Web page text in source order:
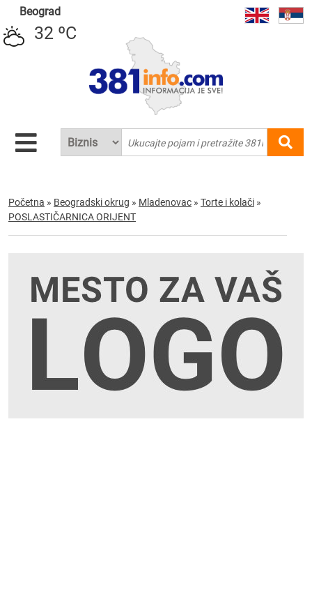
Beograd
32 ºC
Početna » Beogradski okrug » Mladenovac » Torte i kolači »
POSLASTIČARNICA ORIJENT